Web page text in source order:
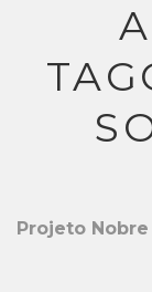
Projeto